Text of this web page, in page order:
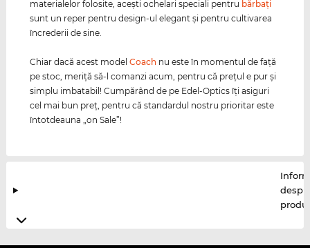
materialelor folosite, aceşti ochelari speciali pentru bărbaţi
sunt un reper pentru design-ul elegant şi pentru cultivarea
încrederii de sine.
Chiar dacă acest modelCoach nu este în momentul de faţă
pe stoc, meriţă să-l comanzi acum, pentru că preţul e pur şi
simplu imbatabil! Cumpărând de pe Edel-Optics îţi asiguri
cel mai bun preţ, pentru că standardul nostru prioritar este
întotdeauna „on Sale”!